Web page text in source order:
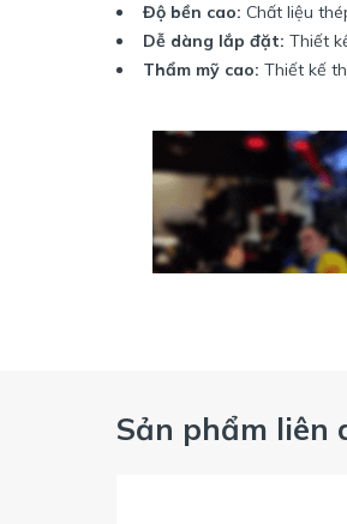
Độ bền cao: Chất liệu
Dễ dàng lắp đặt: Thiết
Thẩm mỹ cao: Thiết kế
Sản phẩm liên